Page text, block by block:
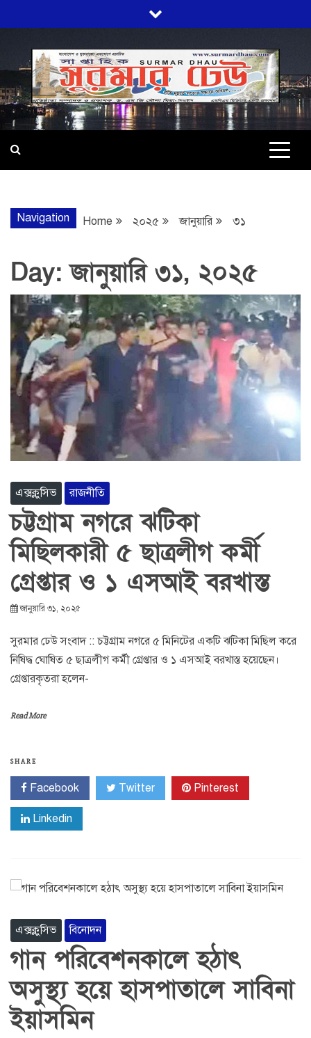
to
content
প্রতি মূহুর্তে সত্যের সন্ধানে অবিচল…
Navigation Home ২০২৫ জানুয়ারি ৩১
Day:জানুয়ারি ৩১, ২০২৫
এক্সক্লুসিভ রাজনীতি
চট্টগ্রাম নগরে ঝটিকা
মিছিলকারী ৫ ছাত্রলীগ কর্মী
গ্রেপ্তার ও ১ এসআই বরখাস্ত
জানুয়ারি ৩১, ২০২৫
সুরমার ঢেউ সংবাদ :: চট্টগ্রাম নগরে ৫ মিনিটের একটি ঝটিকা মিছিল করে
নিষিদ্ধ ঘোষিত ৫ ছাত্রলীগ কর্মী গ্রেপ্তার ও ১ এসআই বরখাস্ত হয়েছেন।
গ্রেপ্তারকৃতরা হলেন-
Read More
SHARE
Facebook Twitter Pinterest
Linkedin
এক্সক্লুসিভ বিনোদন
গান পরিবেশনকালে হঠাৎ
অসুস্থ্য হয়ে হাসপাতালে সাবিনা
ইয়াসমিন